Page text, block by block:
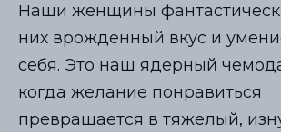
Наши женщины
них врожденный вкус и
себя. Это наш ядерный
когда желание понравиться
превращается в тяжелый,